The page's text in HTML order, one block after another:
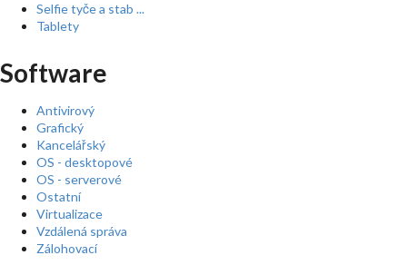
Selfie tyče a stab ...
Tablety
Software
Antivirový
Grafický
Kancelářský
OS - desktopové
OS - serverové
Ostatní
Virtualizace
Vzdálená správa
Zálohovací